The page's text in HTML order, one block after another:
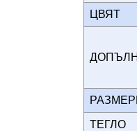
ЦВЯТ
ТЕГЛО